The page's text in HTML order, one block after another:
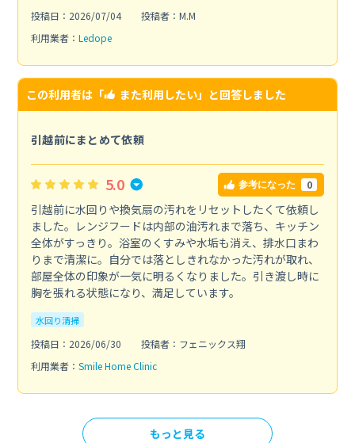
投稿日：2026/07/04
投稿者：M.M
利用業者： Ledope
この利用者は「 また利用したい」と回答しました
引越前にまとめて依頼
5.0 参考になった 0
引越前に水回りや換気扇の汚れをリセットしたくて依頼し
ました。レンジフードは内部の油汚れまで落ち、キッチン
全体がすっきり。浴室のくすみや水垢も消え、排水口まわ
りまで清潔に。自分では落としきれなかった汚れが取れ、
部屋全体の印象が一気に明るくなりました。引き渡し時に
胸を張れる状態になり、満足しています。
水回り清掃
投稿日：2026/06/30
投稿者：フェニックス翔
利用業者： Smile Home Clinic
もっと見る